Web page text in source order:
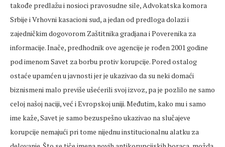
takođe predlažu i nosioci pravosudne sile, Advokatska komora
Srbije i Vrhovni kasacioni sud, a jedan od predloga dolazi i
zajedničkim dogovorom Zaštitnika gradjana i Poverenika za
informacije. Inače, predhodnik ove agencije je rođen 2001 godine
pod imenom Savet za borbu protiv korupcije. Pored ostalog
ostaće upamćen u javnosti jer je ukazivao da su neki domaći
biznismeni malo previše ušećerili svoj izvoz, pa je pozlilo ne samo
celoj našoj naciji, već i Evropskoj uniji. Međutim, kako mu i samo
ime kaže, Savet je samo bezuspešno ukazivao na slučajeve
korupcije nemajući pri tome nijednu institucionalnu alatku za